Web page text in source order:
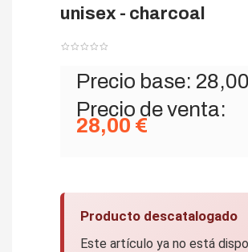
unisex - charcoal
Precio base:
Precio de venta:
28,00 €
Producto descatalogado
Este artículo ya no está